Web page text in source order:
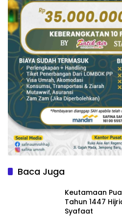
Baca Juga
Keutamaan
Tahun 1447
Syafaat